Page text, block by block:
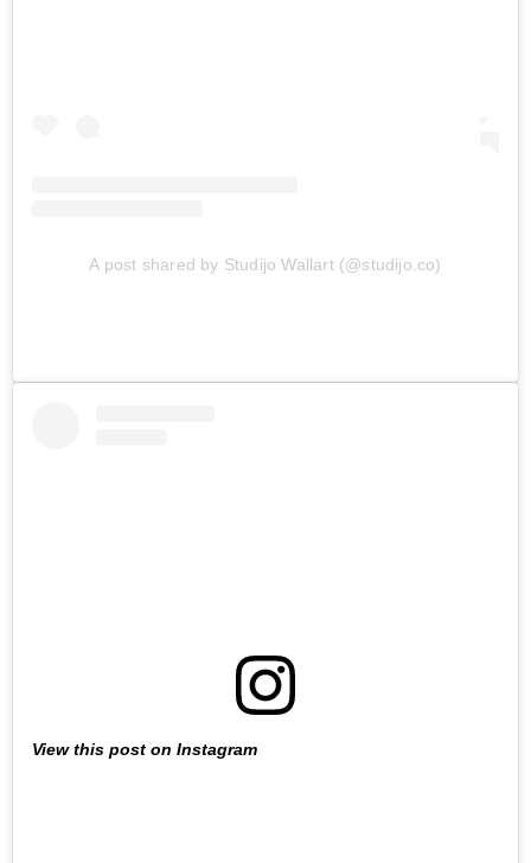
A post shared by Studijo Wallart (@studijo.co)
View this post on Instagram